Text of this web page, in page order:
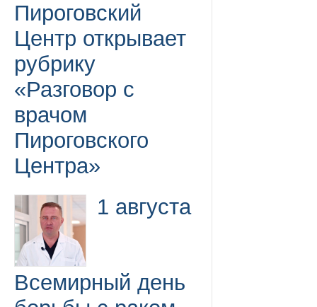
Пироговский
Центр открывает
рубрику
«Разговор с
врачом
Пироговского
Центра»
1 августа
Всемирный день